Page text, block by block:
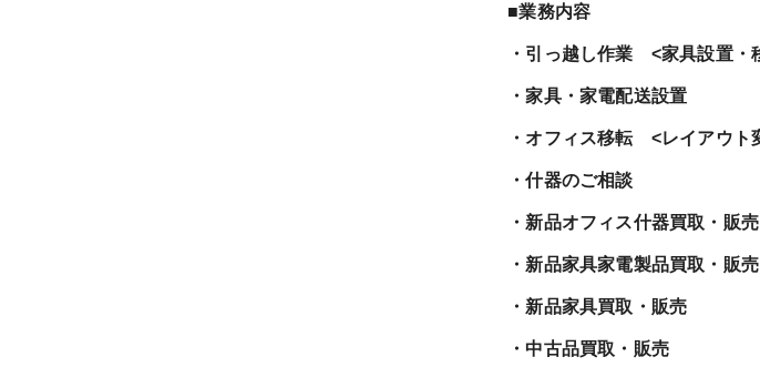
■業務内容
・引っ越し作業 <家具設置・
・家具・家電配送設置
・オフィス移転 <レイアウト
・什器のご相談
・新品オフィス什器買取・販売
・新品家具家電製品買取・販売
・新品家具買取・販売
・中古品買取・販売